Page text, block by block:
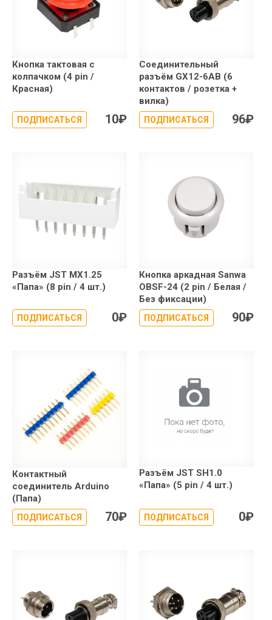
Кнопка тактовая с
колпачком (4 pin /
Красная)
ПОДПИСАТЬСЯ 10₽
Соединительный
разъём GX12-6AB (6
контактов / розетка +
вилка)
ПОДПИСАТЬСЯ 96₽
Разъём JST MX1.25
«Папа» (8 pin / 4 шт.)
ПОДПИСАТЬСЯ 0₽
Кнопка аркадная Sanwa
OBSF-24 (2 pin / Белая /
Без фиксации)
ПОДПИСАТЬСЯ 90₽
Контактный
соединитель Arduino
(Папа)
ПОДПИСАТЬСЯ 70₽
Разъём JST SH1.0
«Папа» (5 pin / 4 шт.)
ПОДПИСАТЬСЯ 0₽